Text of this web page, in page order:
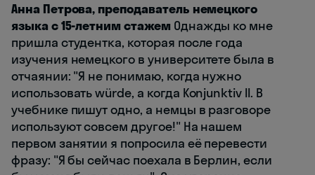
Анна Петрова, преподаватель немецкого
языка с 15-летним стажем Однажды ко мне
пришла студентка, которая после года
изучения немецкого в университете была в
отчаянии: "Я не понимаю, когда нужно
использовать würde, а когда Konjunktiv II. В
учебнике пишут одно, а немцы в разговоре
используют совсем другое!" На нашем
первом занятии я попросила её перевести
фразу: "Я бы сейчас поехала в Берлин, если